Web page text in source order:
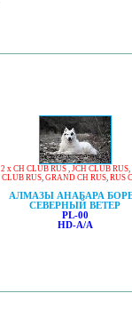
2 x CH CLUB RUS, JCH CLUB RUS,
CLUB RUS, GRAND CH RUS, RUS
АЛМАЗЫ АНАБАРА
СЕВЕРНЫЙ ВЕТЕР
PL-00
HD-A/A